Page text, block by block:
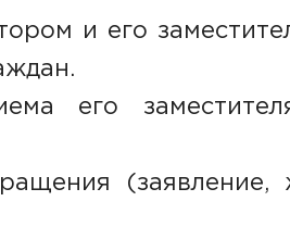
и его
его
(заявление,